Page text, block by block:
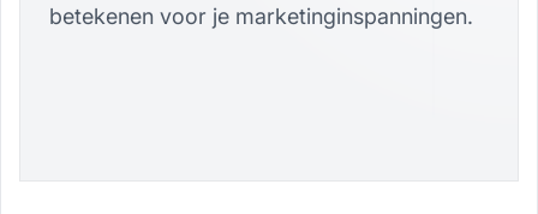
betekenen voor je marketinginspanningen.